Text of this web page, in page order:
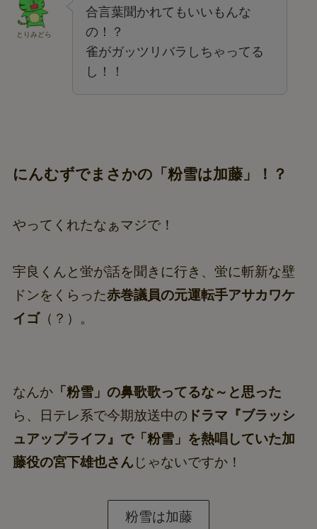
とりみどら
合言葉聞かれてもいいもんな
の！？
雀がガッツリバラしちゃってる
し！！
にんむずでまさかの「粉雪は加藤」！？
やってくれたなぁマジで！
宇良くんと蛍が話を聞きに行き、蛍に斬新な壁
ドンをくらった赤巻議員の元運転手アサカワケ
イゴ（？）。
なんか「粉雪」の鼻歌歌ってるな～と思った
ら、日テレ系で今期放送中の ドラマ『ブラッシ
ュアップライフ』で「粉雪」を熱唱していた加
藤役の宮下雄也さんじゃないですか！
粉雪は加藤